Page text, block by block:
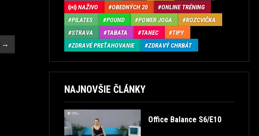
→
NAŽIVO
OBEDNÝCH 20
ONLINE TRÉNING
PILATES
POUND POWER JOGA
ROZCVIČKA
STRAVA
TABATA TANEC
TIPY
ZDRAVÉ PREŤAHOVANIE
ZDRAVÝ CHRBÁT
NAJNOVŠIE ČLÁNKY
Office Balance S6/E10